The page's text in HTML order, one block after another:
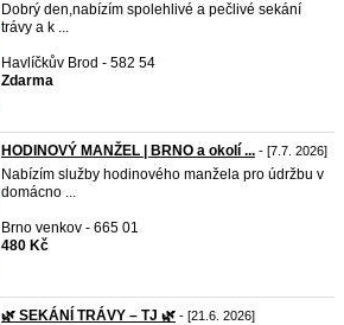
Dobrý den,nabízím spolehlivé a pečlivé sekání
trávy a k ...
Havlíčkův Brod - 582 54
Zdarma
HODINOVÝ MANŽEL | BRNO a okolí ... - [7.7. 2026]
Nabízím služby hodinového manžela pro údržbu v
domácno ...
Brno venkov - 665 01
480 Kč
🌿 SEKÁNÍ TRÁVY – TJ 🌿 - [21.6. 2026]